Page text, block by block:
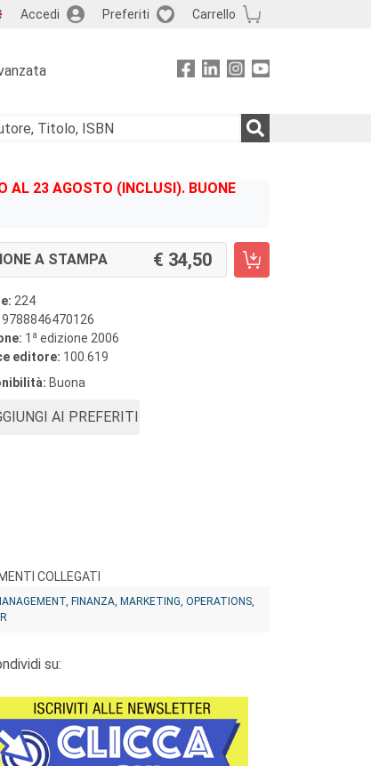
Accedi Preferiti Carrello
AL 23 AGOSTO (INCLUSI). BUONE
A STAMPA 34,50
224
9788846470126
1 a edizione 2006
editore: 100.619
Buona
AI PREFERITI
COLLEGATI
FINANZA, MARKETING, OPERATIONS,
su: